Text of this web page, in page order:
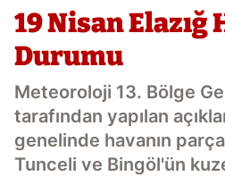
19 Nisan Elazığ
Durumu
Meteoroloji 13. Bölge
tarafından yapılan
genelinde havanın
Tunceli ve Bingöl'ün